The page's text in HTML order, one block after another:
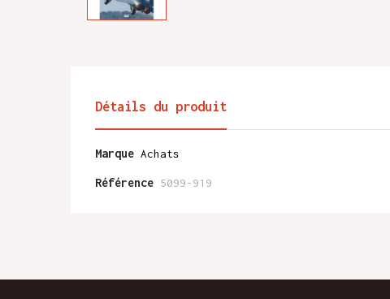
Détails du produit
Marque Achats
Référence 5099-919